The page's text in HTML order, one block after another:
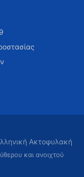
Ακτοφυλακή
και ανοιχτού